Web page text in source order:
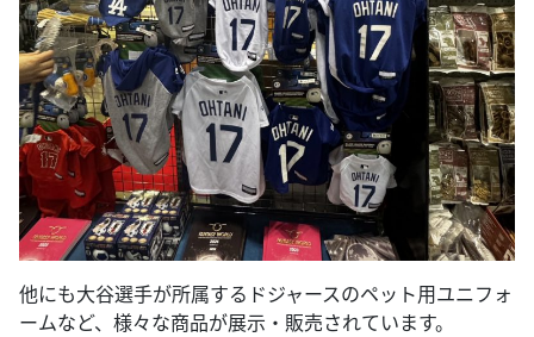
他にも大谷選手が所属するドジャースのペット用ユニフォ
ームなど、様々な商品が展示・販売されています。